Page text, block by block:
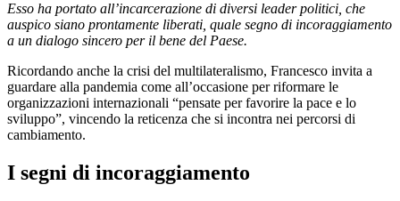
Esso ha portato all’incarcerazione di diversi leader politici, che
auspico siano prontamente liberati, quale segno di incoraggiamento
a un dialogo sincero per il bene del Paese.
Ricordando anche la crisi del multilateralismo, Francesco invita a
guardare alla pandemia come all’occasione per riformare le
organizzazioni internazionali “pensate per favorire la pace e lo
sviluppo”, vincendo la reticenza che si incontra nei percorsi di
cambiamento.
I segni di incoraggiamento